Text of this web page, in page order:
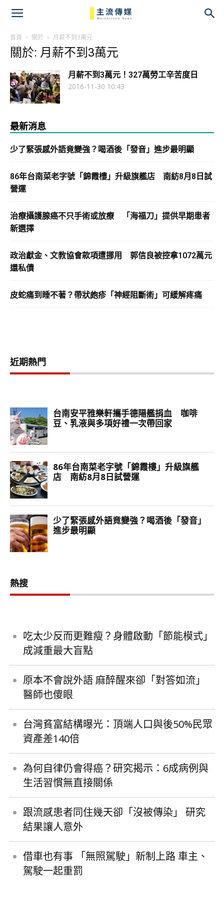
首頁 關於 月薪不到3萬元
關於: 月薪不到3萬元
月薪不到3萬元！327萬勞工辛苦度日
2016-11-30 10:43
最新消息
少了緊張感外語竟變強？喝酒後「發音」進步最明顯
86年台南菜老字號「錦霞樓」升級旗艦店 南紡8月8日試
營運
治療攝護腺癌不只手術或放療 「海福刀」提供早期患者
新選擇
政治獻金、文教協會款項遭挪用 郭信良被控拿1072萬元
還私債
皮蛇痛到睡不著？帶狀皰疹「神經阻斷術」可緩解疼痛
近期熱門
熱搜
吃太少反而更難瘦？身體啟動「節能模式」
成減重最大盲點
原本不會說外語 麻醉醒來卻「對答如流」
醫師也傻眼
台灣貧富結構曝光：頂端人口與後50%民眾
資產差140倍
為何自律仍會得癌？研究揭示：6成病例與
生活習慣無直接關係
跟流感患者同住幾天卻「沒被傳染」 研究
結果讓人意外
借車也有事 「無照駕駛」新制上路 車主、
駕駛一起重罰